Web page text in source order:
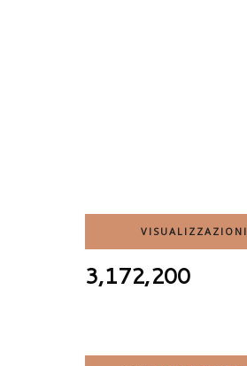
VISUALIZZAZIONI
3,172,200